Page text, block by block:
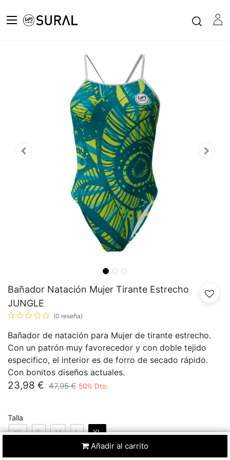
Todos los productos
Bañador Natación Mujer Tirante Estrecho
JUNGLE
(0 reseña)
Bañador de natación para Mujer de tirante estrecho.
Con un patrón muy favorecedor y con doble tejido
especifico, el interior es de forro de secado rápido.
Con bonitos diseños actuales.
23,98 € 47,95€ 50% Dto.
Talla
XS
S M L XL
Añadir al carrito